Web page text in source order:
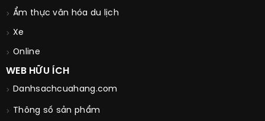
Ẩm thực văn hóa du lịch
Xe
Online
WEB HỮU ÍCH
Danhsachcuahang.com
Thông số sản phẩm